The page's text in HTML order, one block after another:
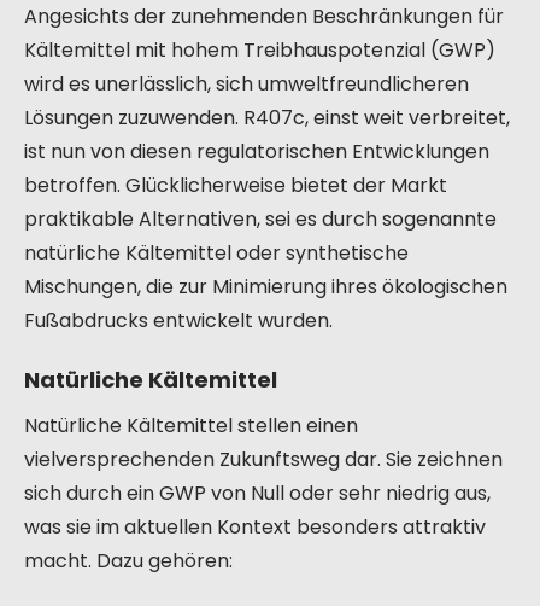
Angesichts der zunehmenden Beschränkungen für
Kältemittel mit hohem Treibhauspotenzial (GWP)
wird es unerlässlich, sich umweltfreundlicheren
Lösungen zuzuwenden. R407c, einst weit verbreitet,
ist nun von diesen regulatorischen Entwicklungen
betroffen. Glücklicherweise bietet der Markt
praktikable Alternativen, sei es durch sogenannte
natürliche Kältemittel oder synthetische
Mischungen, die zur Minimierung ihres ökologischen
Fußabdrucks entwickelt wurden.
Natürliche Kältemittel
Natürliche Kältemittel stellen einen
vielversprechenden Zukunftsweg dar. Sie zeichnen
sich durch ein GWP von Null oder sehr niedrig aus,
was sie im aktuellen Kontext besonders attraktiv
macht. Dazu gehören: